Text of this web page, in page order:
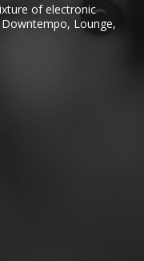
of electronic
Lounge,